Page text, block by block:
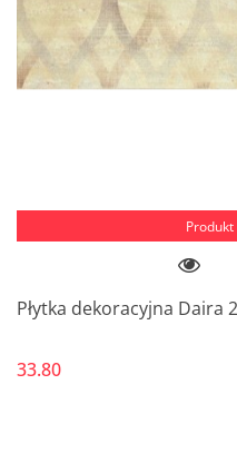
Płytka dekoracyjna Daira
33.80